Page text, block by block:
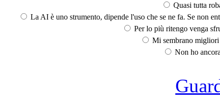
Quasi tutta
La AI è uno strumento, dipende l'uso che se ne fa. Se non
Per lo più ritengo venga
Mi sembrano
Non ho